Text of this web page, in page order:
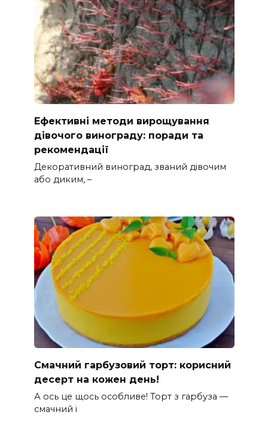
Ефективні методи вирощування
дівочого винограду: поради та
рекомендації
Декоративний виноград, званий дівочим
або диким, –
Смачний гарбузовий торт: корисний
десерт на кожен день!
А ось це щось особливе! Торт з гарбуза —
смачний і